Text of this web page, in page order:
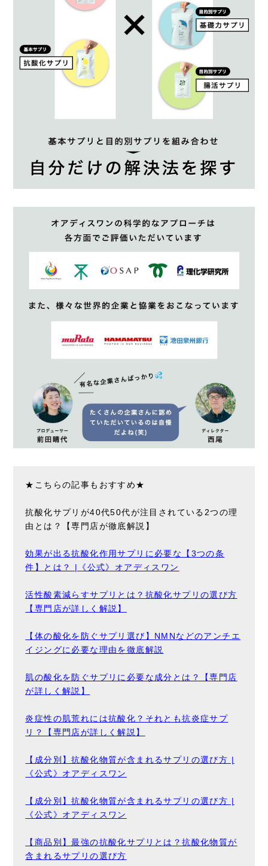
★こちらの記事もおすすめ★
抗酸化サプリが40代50代が注目されている2つの理
由とは？【専門店が徹底解説】
効果が出る抗酸化作用サプリに必要な【3つの条
件】とは？ |《公式》オアディスワン
活性酸素減らすサプリとは？抗酸化サプリの選び方
【専門店が詳しく解説】
【体の酸化を防ぐサプリ選び】NMNなどのアンチエ
イジングに必要な理由を徹底解説
肌の酸化を防ぐサプリに必要な成分とは？【専門店
が詳しく解説】
炎症性の肌荒れには抗酸化？それとも抗炎症サプ
リ？【専門店が詳しく解説】
【成分別】抗酸化物質が含まれるサプリの選び方 |
《公式》オアディスワン
【成分別】抗酸化物質が含まれるサプリの選び方 |
《公式》オアディスワン
【商品別】最強の抗酸化サプリとは？抗酸化物質が
含まれるサプリの選び方